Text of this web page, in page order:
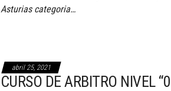
Asturias categoria…
abril 25, 2021
CURSO DE ARBITRO NIVEL